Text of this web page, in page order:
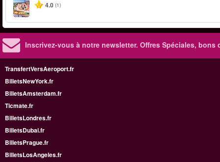
4.0 (1)
Inscrivez-vous à notre newsletter. Offres Spéciales, bons
TransfertVersAeroport.fr
BilletsNewYork.fr
BilletsAmsterdam.fr
Ticmate.fr
BilletsLondres.fr
BilletsDubai.fr
BilletsPrague.fr
BilletsLosAngeles.fr